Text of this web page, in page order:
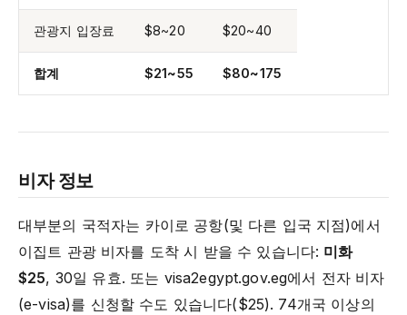
관광지 입장료 $8~20 $20~40
합계 $21~55 $80~175
비자 정보
대부분의 국적자는 카이로 공항(및 다른 입국 지점)에서
이집트 관광 비자를 도착 시 받을 수 있습니다: 미화
$25, 30일 유효. 또는 visa2egypt.gov.eg에서 전자 비자
(e-visa)를 신청할 수도 있습니다($25). 74개국 이상의